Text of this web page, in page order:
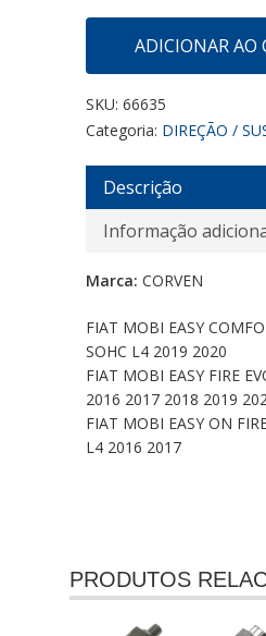
ADICIONAR AO
SKU: 66635
Categoria: DIREÇÃO /
Descrição
Informação
Marca: CORVEN
FIAT MOBI EASY
SOHC L4 2019 2020
FIAT MOBI EASY FIRE
2016 2017 2018 2019
FIAT MOBI EASY ON
L4 2016 2017
PRODUTOS